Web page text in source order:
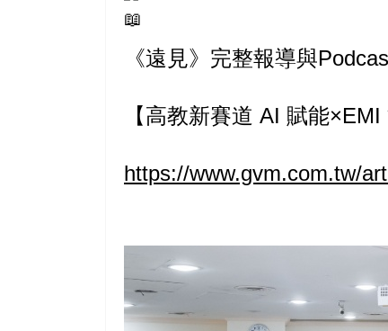
《遠見》完整報導與
【高教新賽道 AI 賦能
https://www.gvm.com.tw/